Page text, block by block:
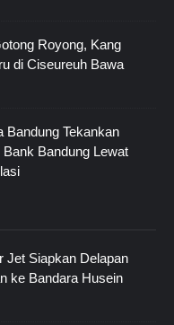
Royong, Kang
di Ciseureuh Bawa
Bandung Tekankan
Bandung Lewat
Jet Siapkan Delapan
ke Bandara Husein